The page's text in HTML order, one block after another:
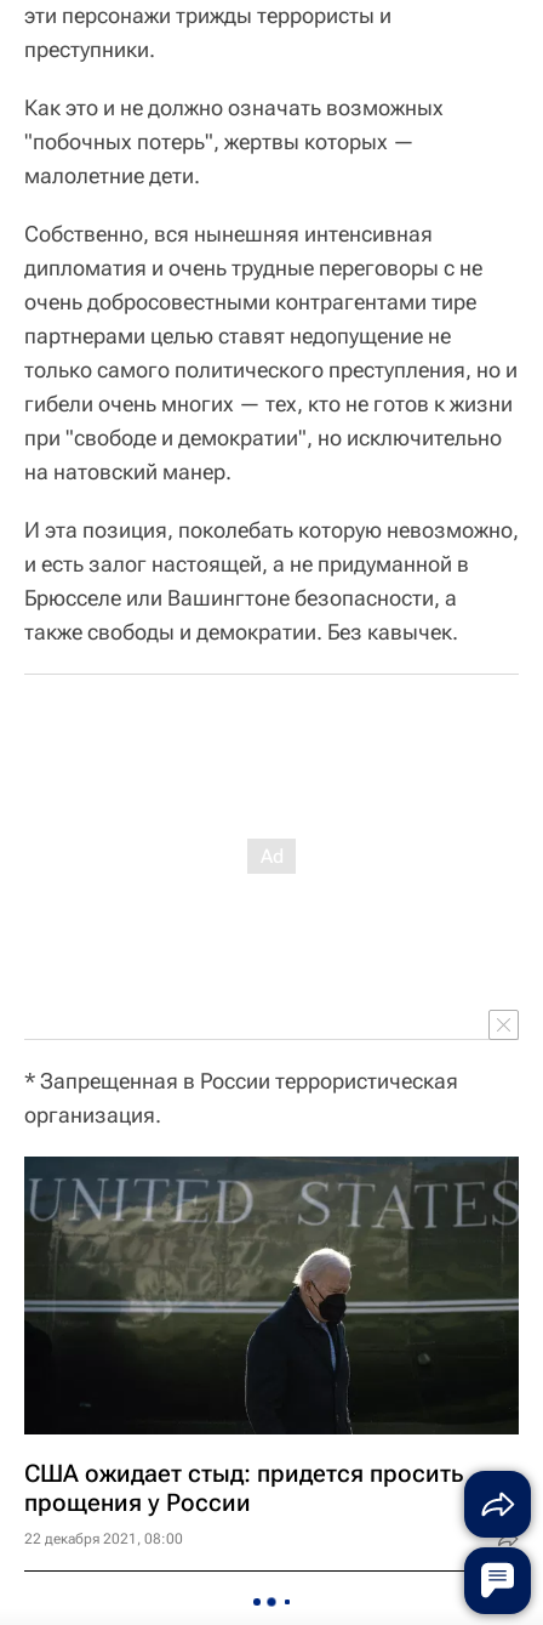
эти персонажи трижды террористы и
преступники.
Как это и не должно означать возможных
"побочных потерь", жертвы которых —
малолетние дети.
Собственно, вся нынешняя интенсивная
дипломатия и очень трудные переговоры с не
очень добросовестными контрагентами тире
партнерами целью ставят недопущение не
только самого политического преступления, но и
гибели очень многих — тех, кто не готов к жизни
при "свободе и демократии", но исключительно
на натовский манер.
И эта позиция, поколебать которую невозможно,
и есть залог настоящей, а не придуманной в
Брюсселе или Вашингтоне безопасности, а
также свободы и демократии. Без кавычек.
* Запрещенная в России террористическая
организация.
США ожидает стыд: придется просить
прощения у России
22 декабря 2021, 08:00